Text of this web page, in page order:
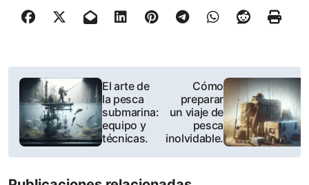
P
o
t
El arte de
la pesca
submarina:
equipo y
técnicas.
Cómo
preparar
un viaje de
pesca
inolvidable.